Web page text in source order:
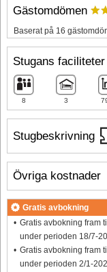
Stugbeskrivning
Gästomdömen
Baserat på 16
Stugans faciliteter
8 3
Övriga kostnader
Gratis avbokning
Gratis avbokning fram
under perioden 18/7-
Gratis avbokning fram
under perioden 2/1-